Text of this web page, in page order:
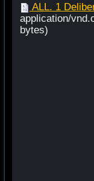
ALL. 1
application/
bytes)